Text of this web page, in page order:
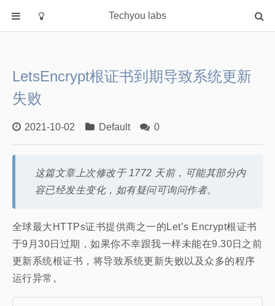
Techyou labs
Default
Linux/Unix
Database
Cloud
Security
关于作者
LetsEncrypt根证书到期导致系统更新
失败
2021-10-02 Default 0
这篇文章上次修改于 1772 天前，可能其部分内
容已经发生变化，如有疑问可询问作者。
全球最大HTTPs证书提供商之一的Let’s Encrypt根证书
于9月30日过期，如果你不幸跟我一样未能在9.30日之前
更新系统根证书，将导致系统更新失败以及众多的程序
运行异常。